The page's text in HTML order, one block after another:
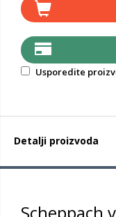
Usporedite
Detalji proizvoda